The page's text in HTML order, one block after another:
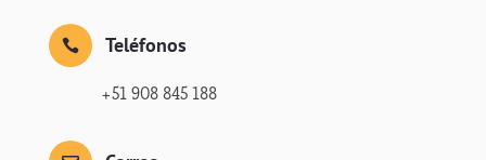
 Teléfonos
+51 908 845 188